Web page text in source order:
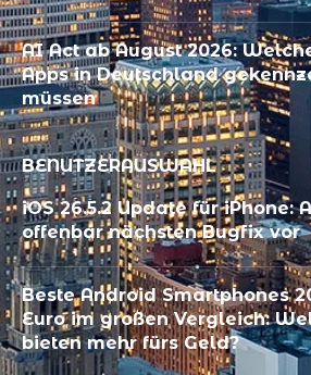
AI Act ab August 2026:
Apps in Deutschland
müssen
BENUTZERAUSWAHL
iOS 26.5.2 Update für iPhone:
offenbar nächsten Bugfix vor
Beste Android Smartphones
Euro im großen Vergleich:
bieten mehr fürs Geld?